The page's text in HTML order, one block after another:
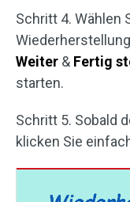
Schritt 4. Wählen
Weiter & Fertig
starten.
Schritt 5. Sobald
klicken Sie